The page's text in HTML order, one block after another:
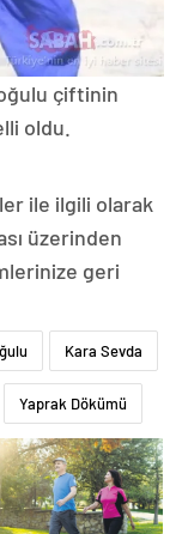
çiftinin
oldu.
ile ilgili olarak
üzerinden
geri
Kara Sevda
Yaprak Dökümü